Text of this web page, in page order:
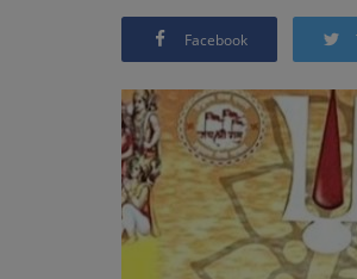
Facebook